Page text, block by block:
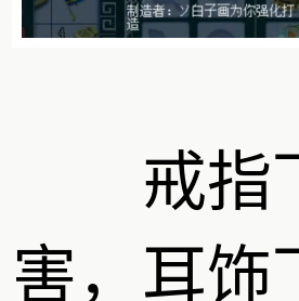
戒指
害，耳饰